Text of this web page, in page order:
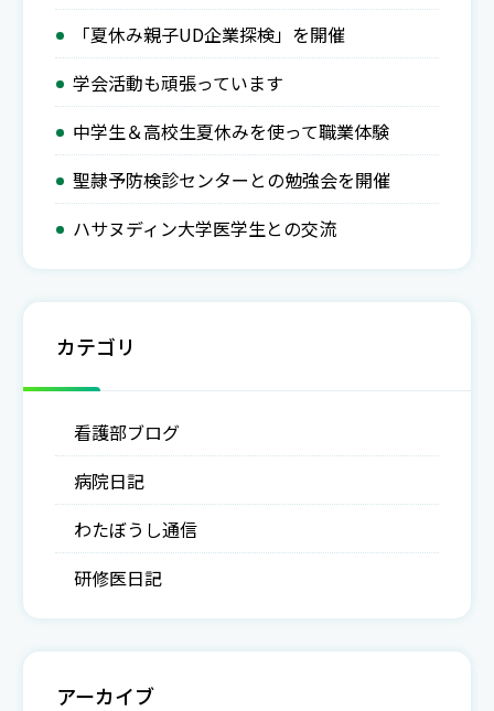
「夏休み親子UD企業探検」を開催
学会活動も頑張っています
中学生＆高校生夏休みを使って職業体験
聖隷予防検診センターとの勉強会を開催
ハサヌディン大学医学生との交流
カテゴリ
看護部ブログ
病院日記
わたぼうし通信
研修医日記
アーカイブ